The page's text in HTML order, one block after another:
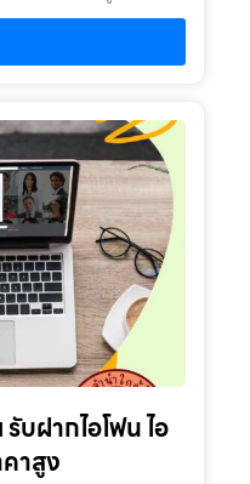
รับซื้อขายไอโฟน.com
าทุกชนิด ไม่ว่าจะเป็น ไอ
ด์เนม กระเป๋า นาฬิกา ทีวี
มประสงค์ของท่าน : ว่า
ค้า และ ประเมินราคาสินค้า
ำต้องเตรียมเอกสาร สำเนา
รเป็นเจ้าของสินค้า3. ตรวจ
วลาผ่อนชำระตั้งแต่ 60 วัน
ม่เกิน 15% ตามที่กฏหมาย
วัน ท่านโอนเงินค่าบริการ
เบี้ยร้อยละ 15 ต่อปี โดย
ยม ใดๆ เมื่อรวมกันแล้ว
ผู้จำนำ ต้องเป็นเจ้าของ
า โดยเราจะไม่รับจำนำ
สินค้าต้องอยู่ในสภาพดี ไม่
บฝากไอโฟน ไอ
าสูง